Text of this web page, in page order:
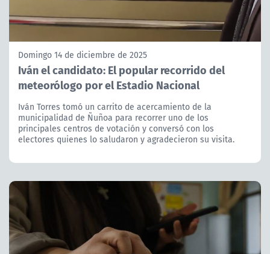
Domingo 14 de diciembre de 2025
Iván el candidato: El popular recorrido del
meteorólogo por el Estadio Nacional
Iván Torres tomó un carrito de acercamiento de la
municipalidad de Ñuñoa para recorrer uno de los
principales centros de votación y conversó con los
electores quienes lo saludaron y agradecieron su visita.